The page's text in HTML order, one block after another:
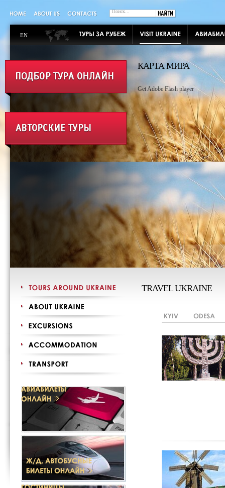
EN
КАРТА МИРА
Get Adobe Flash player
TRAVEL UKRAINE